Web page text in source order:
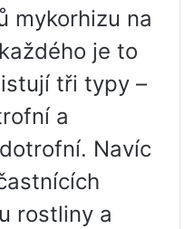
mykorhizu na
je to
tři typy –
a
Navíc
rostliny a